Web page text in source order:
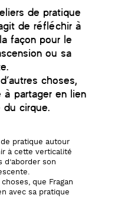
de pratique
de réfléchir à
façon pour le
ou sa
choses,
à partager en lien
cirque.
pratique autour
à cette verticalité
son
que Fragan
avec sa pratique